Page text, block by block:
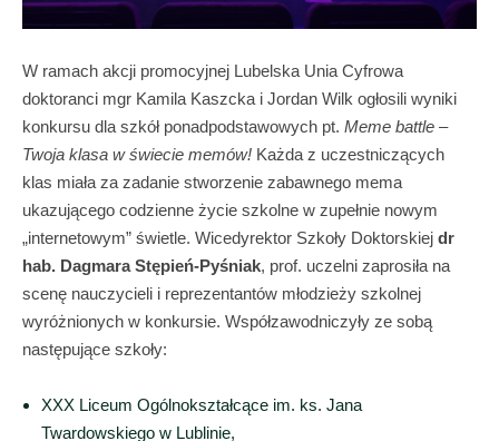
W ramach akcji promocyjnej Lubelska Unia Cyfrowa
doktoranci mgr Kamila Kaszcka i Jordan Wilk ogłosili wyniki
konkursu dla szkół ponadpodstawowych pt. Meme battle –
Twoja klasa w świecie memów! Każda z uczestniczących
klas miała za zadanie stworzenie zabawnego mema
ukazującego codzienne życie szkolne w zupełnie nowym
„internetowym” świetle. Wicedyrektor Szkoły Doktorskiej dr
hab. Dagmara Stępień-Pyśniak, prof. uczelni zaprosiła na
scenę nauczycieli i reprezentantów młodzieży szkolnej
wyróżnionych w konkursie. Współzawodniczyły ze sobą
następujące szkoły:
XXX Liceum Ogólnokształcące im. ks. Jana
Twardowskiego w Lublinie,